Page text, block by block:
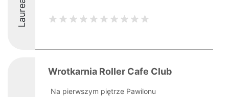
Laureaci
Wrotkarnia Roller Cafe Club
Na pierwszym piętrze Pawilonu